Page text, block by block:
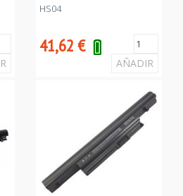
HS04
41,62€